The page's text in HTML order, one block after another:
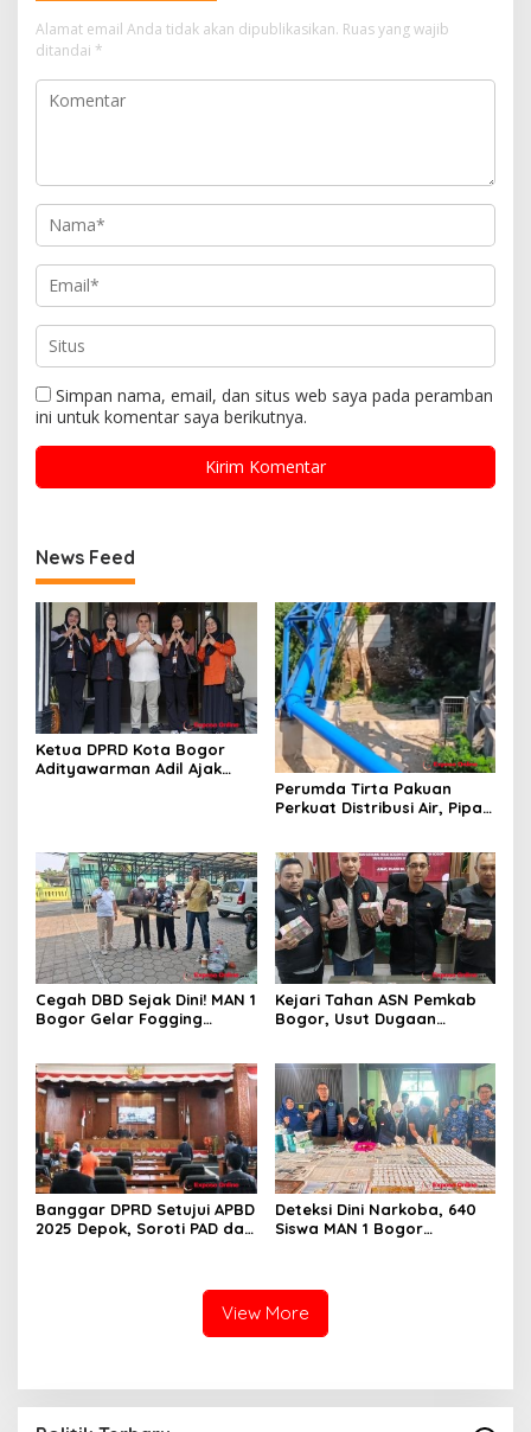
Alamat email Anda tidak akan dipublikasikan. Ruas yang wajib
ditandai *
Simpan nama, email, dan situs web saya pada peramban
ini untuk komentar saya berikutnya.
News Feed
Ketua DPRD Kota Bogor
Adityawarman Adil Ajak
Perumda Tirta Pakuan
Perkuat Distribusi Air, Pipa
Cegah DBD Sejak Dini! MAN 1
Bogor Gelar Fogging
Kejari Tahan ASN Pemkab
Bogor, Usut Dugaan
Banggar DPRD Setujui APBD
2025 Depok, Soroti PAD dan
Deteksi Dini Narkoba, 640
Siswa MAN 1 Bogor
View More